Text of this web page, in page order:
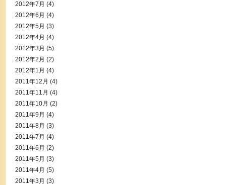
2012年7月 (4)
2012年6月 (4)
2012年5月 (3)
2012年4月 (4)
2012年3月 (5)
2012年2月 (2)
2012年1月 (4)
2011年12月 (4)
2011年11月 (4)
2011年10月 (2)
2011年9月 (4)
2011年8月 (3)
2011年7月 (4)
2011年6月 (2)
2011年5月 (3)
2011年4月 (5)
2011年3月 (3)